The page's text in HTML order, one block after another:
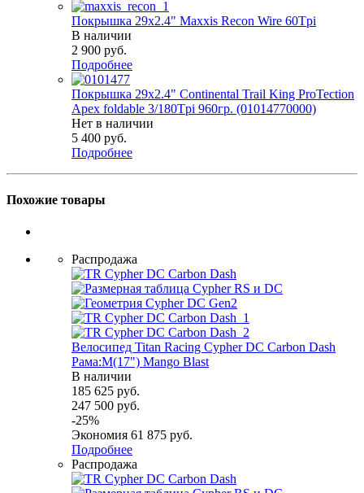
Покрышка 29x2.4" Maxxis Recon Wire 60Tpi
В наличии
2 900 руб.
Подробнее
Покрышка 29x2.4" Continental Trail King ProTection
Apex foldable 3/180Tpi 960гр. (01014770000)
Нет в наличии
5 400 руб.
Подробнее
Похожие товары
Распродажа
Велосипед Titan Racing Cypher DC Carbon Dash
Рама:M(17") Mango Blast
В наличии
185 625 руб.
247 500 руб.
-25%
Экономия 61 875 руб.
Подробнее
Распродажа